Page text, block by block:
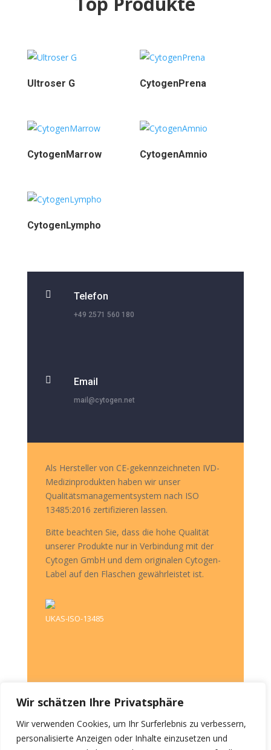
Wir schätzen Ihre Privatsphäre
Wir verwenden Cookies, um Ihr Surferlebnis zu verbessern,
personalisierte Anzeigen oder Inhalte einzusetzen und
Ultroser G CytogenPrena
CytogenMarrow CytogenAmnio
CytogenLympho
 Telefon
+49 2571 560 180
 Email
mail@cytogen.net
Als Hersteller von CE-gekennzeichneten IVD-
Medizinprodukten haben wir unser
Qualitätsmanagementsystem nach ISO
13485:2016 zertifizieren lassen.
Bitte beachten Sie, dass die hohe Qualität
unserer Produkte nur in Verbindung mit der
Cytogen GmbH und dem originalen Cytogen-
Label auf den Flaschen gewährleistet ist.
UKAS-ISO-13485